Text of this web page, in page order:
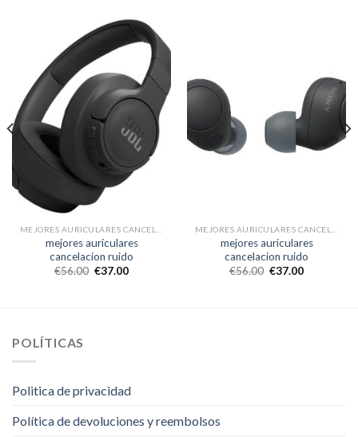
mejores auriculares
cancelacion ruido
€56.00 €37.00
mejores auriculares
cancelacion ruido
€56.00 €37.00
POLÍTICAS
Politica de privacidad
Política de devoluciones y reembolsos